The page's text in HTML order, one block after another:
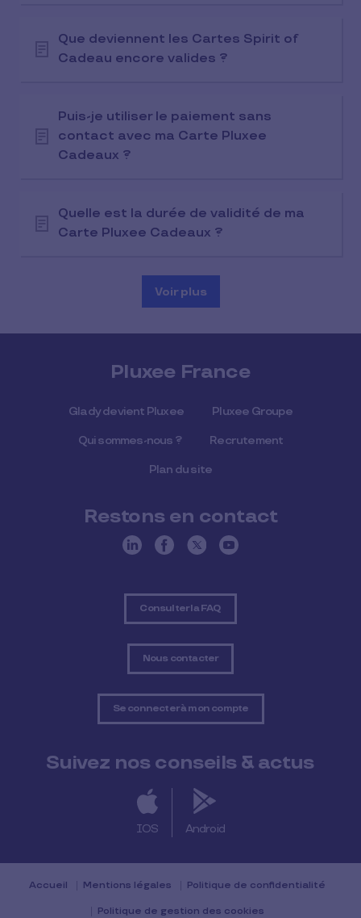
Que deviennent les Cartes Spirit of
Cadeau encore valides ?
Puis-je utiliser le paiement sans
contact avec ma Carte Pluxee
Cadeaux ?
Quelle est la durée de validité de ma
Carte Pluxee Cadeaux ?
Voir plus
Pluxee France
Glady devient Pluxee Pluxee Groupe
Qui sommes-nous ? Recrutement
Plan du site
Restons en contact
Consulter la FAQ
Nous contacter
Se connecter à mon compte
Suivez nos conseils & actus
IOS Android
Accueil Mentions légales Politique de confidentialité
Politique de gestion des cookies